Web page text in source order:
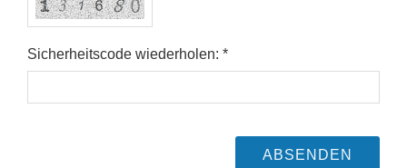
Sicherheitscode wiederholen: *